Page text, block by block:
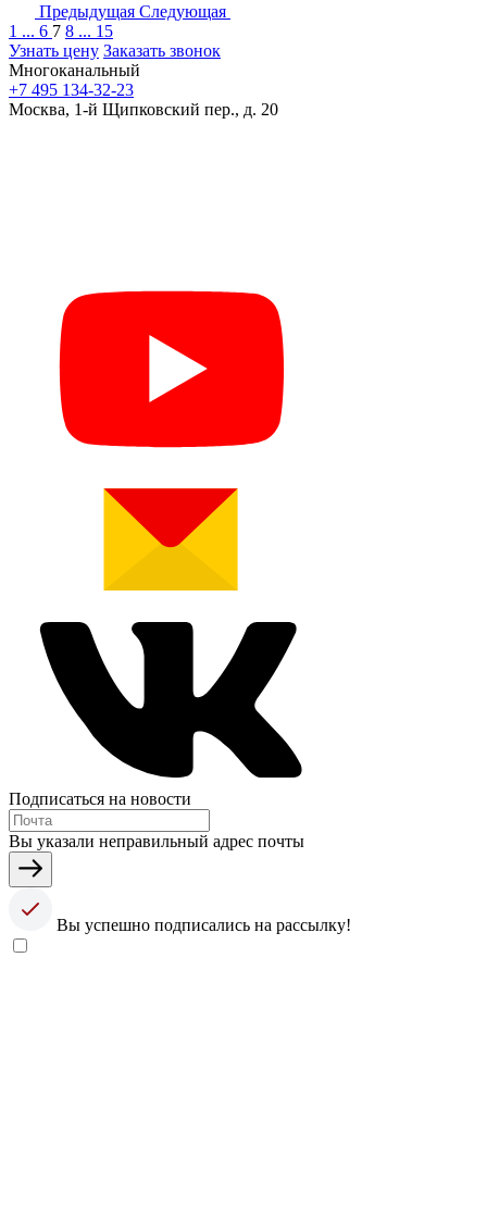
Предыдущая Следующая
1 ... 6 7 8 ... 15
Узнать цену Заказать звонок
Многоканальный
+7 495 134-32-23
Москва, 1-й Щипковский пер., д. 20
Подписаться на новости
Вы указали неправильный адрес почты
Вы успешно подписались на рассылку!